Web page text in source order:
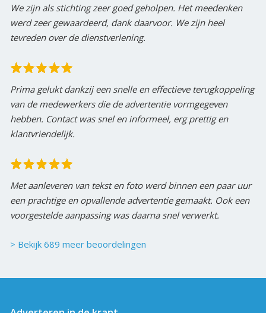
We zijn als stichting zeer goed geholpen. Het meedenken
werd zeer gewaardeerd, dank daarvoor. We zijn heel
tevreden over de dienstverlening.
Prima gelukt dankzij een snelle en effectieve terugkoppeling
van de medewerkers die de advertentie vormgegeven
hebben. Contact was snel en informeel, erg prettig en
klantvriendelijk.
Met aanleveren van tekst en foto werd binnen een paar uur
een prachtige en opvallende advertentie gemaakt. Ook een
voorgestelde aanpassing was daarna snel verwerkt.
> Bekijk 689 meer beoordelingen